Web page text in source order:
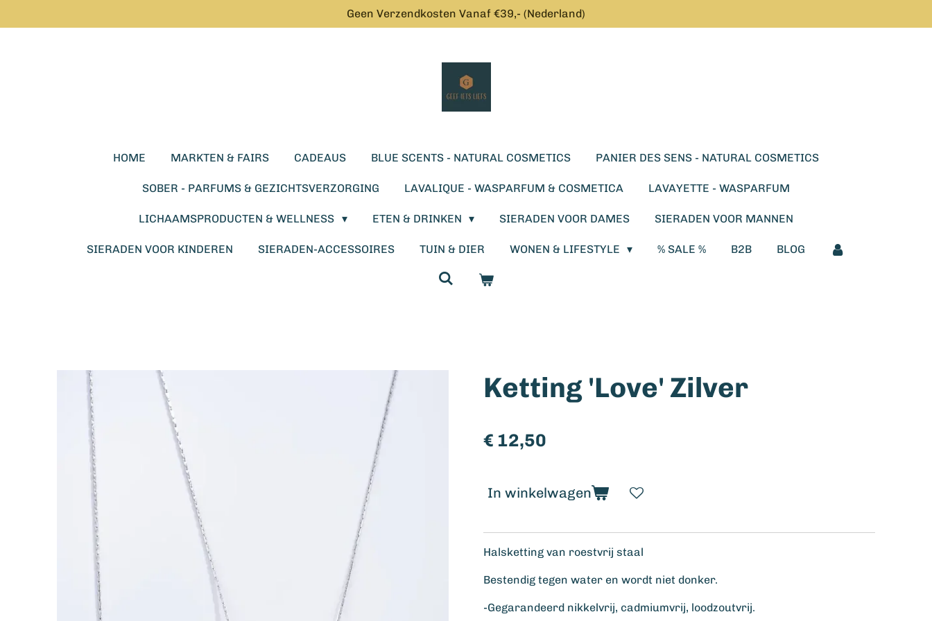
direct
Geen Verzendkosten Vanaf €39,- (Nederland)
HOME MARKTEN & FAIRS CADEAUS BLUE SCENTS - NATURAL COSMETICS PANIER DES SENS - NATURAL COSMETICS
SOBER - PARFUMS & GEZICHTSVERZORGING LAVALIQUE - WASPARFUM & COSMETICA LAVAYETTE - WASPARFUM
LICHAAMSPRODUCTEN & WELLNESS ETEN & DRINKEN SIERADEN VOOR DAMES SIERADEN VOOR MANNEN
SIERADEN VOOR KINDEREN SIERADEN-ACCESSOIRES TUIN & DIER WONEN & LIFESTYLE % SALE % B2B BLOG
Ketting 'Love' Zilver
€ 12,50
In winkelwagen
Halsketting van roestvrij staal
Bestendig tegen water en wordt niet donker.
-Gegarandeerd nikkelvrij, cadmiumvrij, loodzoutvrij.